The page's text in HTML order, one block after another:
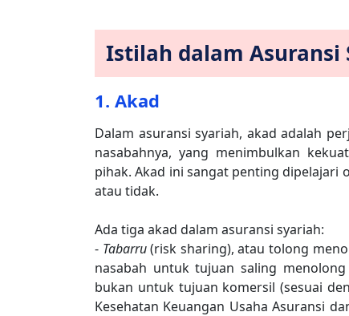
Istilah dalam Asuransi
1. Akad
Dalam asuransi syariah, akad adalah
nasabahnya, yang menimbulkan
pihak. Akad ini sangat penting dipelajari
atau tidak.
Ada tiga akad dalam asuransi syariah:
- Tabarru(risk sharing), atau tolong
nasabah untuk tujuan saling
bukan untuk tujuan komersil (sesuai
Kesehatan Keuangan Usaha Asuransi